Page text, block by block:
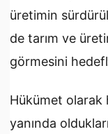
üretimin
de tarım ve
görmesini
Hükümet olarak
yanında